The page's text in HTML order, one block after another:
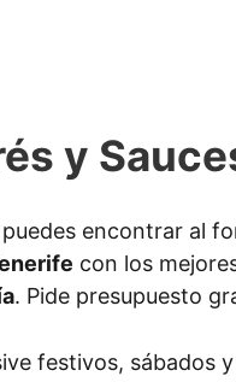
y
encontrar al
con los
. Pide presupuesto
festivos, sábados